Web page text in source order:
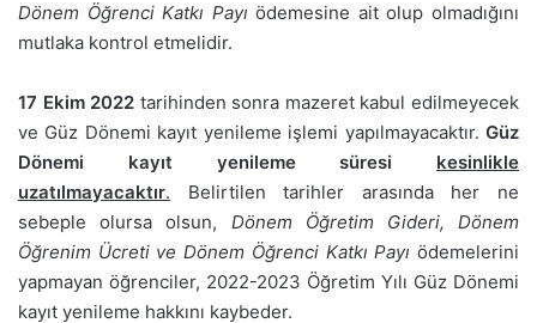
Dönem Öğrenci Katkı Payıödemesine ait olup olmadığını
mutlaka kontrol etmelidir.
17 Ekim 2022 tarihinden sonra mazeret kabul edilmeyecek
ve Güz Dönemi kayıt yenileme işlemi yapılmayacaktır. Güz
Dönemi
kayıt yenileme süresi kesinlikle
uzatılmayacaktır. Belirtilen tarihler arasında her ne
sebeple olursa olsun, Dönem Öğretim Gideri, Dönem
Öğrenim Ücreti ve Dönem Öğrenci Katkı Payı ödemelerini
yapmayan öğrenciler, 2022-2023 Öğretim Yılı Güz Dönemi
kayıt yenileme hakkını kaybeder.